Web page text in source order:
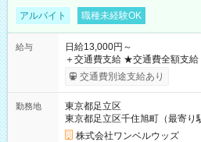
アルバイト 職種未経験OK
給与
日給13,000円～
＋交通費支給 ★交通費全額支給！ ┗案件により規定あり ★日払
いOK！（規定あり） ┗働いた
ンビニATMから 日払い分を引き落とせま
交通費別途支給あり
勤務地
東京都足立区
東京都足立区千住旭町（最寄り
株式会社ワンベルウッズ